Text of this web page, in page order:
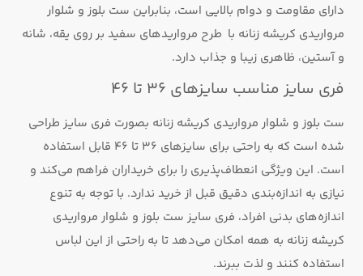
دارای مقاومت و دوام بالایی است، بنابراین ست بلوز و شلوار
مرواریدی کریشه زنانه با طرح مرواریدهای سفید بر روی یقه، شانه
و آستین، ظاهری زیبا و جذاب دارد.
فری سایز مناسب سایزهای 36 تا 46
ست بلوز و شلوار مرواریدی کریشه زنانه بصورت فری سایز طراحی
شده است که به راحتی برای سایزهای 36 تا 46 قابل استفاده
است. این ویژگی انعطاف‌پذیری را برای خریداران فراهم می‌کند و
نیازی به اندازه‌بندی دقیق قبل از خرید ندارد. با توجه به تنوع
اندازه‌های بدنی افراد، فری سایز ست بلوز و شلوار مرواریدی
کریشه زنانه به همه امکان می‌دهد تا به راحتی از این لباس
استفاده کنند و لذت ببرند.